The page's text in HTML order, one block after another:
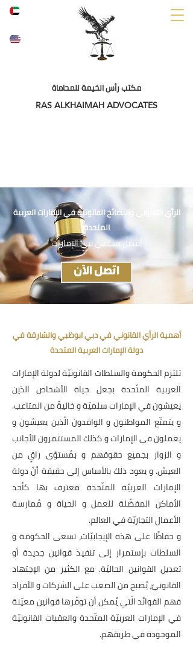
مكتب رأس الخيمة للمحاماة
RAS ALKHAIMAH ADVOCATES
الرأي القانوني والنصائح القانونية في الإمارات العربية
المتحدة
أفضل محامي في الإمارات
اتصل الآن
أهمية الرأي القانوني في دبي ابوظبي والشارقة في
دولة الإمارات العربية المتحدة
تلتزم الحكومة والسلطات القانونيّة لدولة الإمارات
العربية المتّحدة بجعل حياة الأشخاص الذين
يعيشون في الإمارات سلميّة و خاليةً من المتاعب.
و يتمتّع المواطنون و الوافدون الّذين يعيشون و
يعملون في الإمارات و كذلك المستثمرون الأجانب
و الزوار بجميع حقوقهم و بمُستوًى راقٍ من
العيش. و يعود ذلك بالأساس إلى حقيقة أنّ دولة
الإمارات العربيّة المتّحدة معترف بها كأحد
الأماكن المفضّلة للعمل و الحياة و مُمارسة
الأعمال التجاريّة في العالم.
و حفاظًا على هذه الإيجابيّات، تسعى الحكومة و
السلطات بإستمرار إلى تنفيذ قوانين جديدة أو
تعديل القوانين الحاليّة. مع الكثير من الإجتهاد
القانونيّ، يُصبح من الصعب على الشركات و الأفراد
فهم الفوائد الّتي يُمكن أن توفّرها قوانين معيّنة
في الإمارات العربيّة المتّحدة والعقبات القانونيّة
الموجودة في طريقهم.